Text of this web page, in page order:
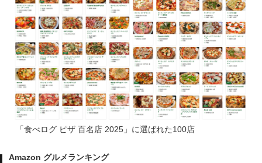
「食べログ ピザ 百名店 2025」に選ばれた100店
Amazon グルメランキング